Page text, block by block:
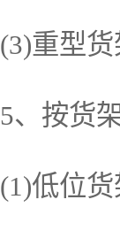
(3)重型
5、按货
(1)低位货